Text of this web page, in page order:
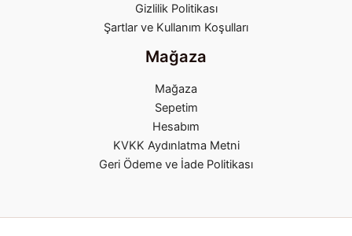
Gizlilik Politikası
Şartlar ve Kullanım Koşulları
Mağaza
Mağaza
Sepetim
Hesabım
KVKK Aydınlatma Metni
Geri Ödeme ve İade Politikası